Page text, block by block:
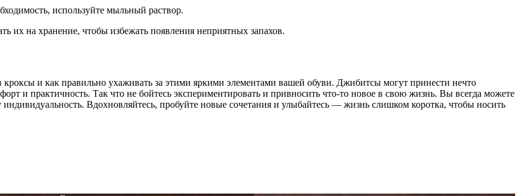
используйте мыльный раствор.
их на хранение, чтобы избежать появления неприятных запахов.
и как правильно ухаживать за этими яркими элементами вашей обуви. Джибитсы могут принести нечто
и практичность. Так что не бойтесь экспериментировать и привносить что-то новое в свою жизнь. Вы всегда можете
Вдохновляйтесь, пробуйте новые сочетания и улыбайтесь — жизнь слишком коротка, чтобы носить